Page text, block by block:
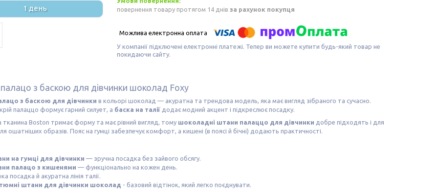
1 день повернення товару протягом 14 днів за рахунок покупця
У компанії підключені електронні платежі. Тепер ви можете купити будь-який товар не
покидаючи сайту.
з баскою для дівчинки шоколад Foxy
з баскою для дівчинки в кольорі шоколад — акуратна та трендова модель, яка має вигляд зібраного та сучасно.
палаццо формує гарний силует, а баска на талії додає модний акцент і підкреслює посадку.
Boston тримає форму та має рівний вигляд, тому шоколадні штани палаццо для дівчинки добре підходять і для
ошатніших образів. Пояс на гумці забезпечує комфорт, а кишені (в поясі й бічні) додають практичності.
на гумці для дівчинки — зручна посадка без зайвого обсягу.
палацо з кишенями — функціонально на кожен день.
посадка й акуратна лінія талії.
штани для дівчинки шоколад - базовий відтінок, який легко поєднувати.